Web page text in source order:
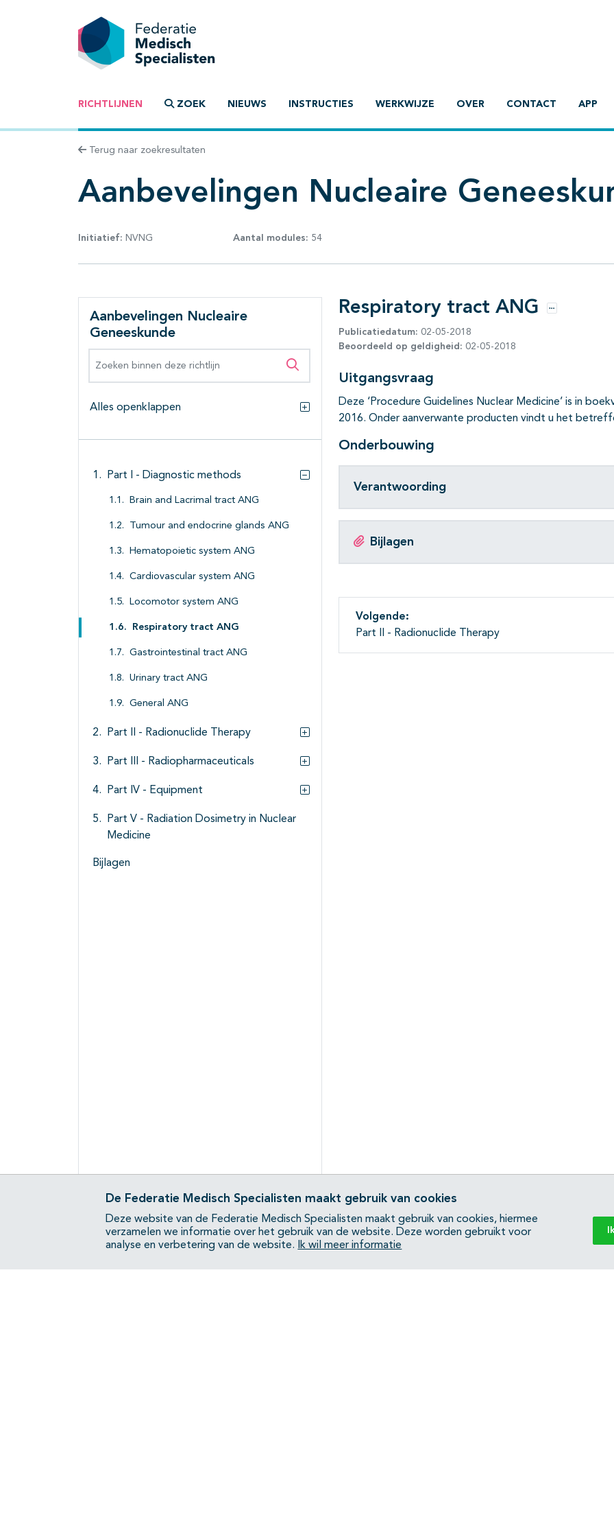
RICHTLIJNEN ZOEK NIEUWS INSTRUCTIES WERKWIJZE OVER CONTACT APP
Terug naar zoekresultaten
Aanbevelingen Nucleaire
Initiatief: NVNG Aantal modules: 54
Aanbevelingen Nucleaire
Geneeskunde
Zoeken binnen deze richtlijn
Alles openklappen
Alles openklappen
Part I - Diagnostic methods
Subpagina's open- en dichtklappen
Brain and Lacrimal tract ANG
Tumour and endocrine glands ANG
Hematopoietic system ANG
Cardiovascular system ANG
Locomotor system ANG
Respiratory tract ANG
Gastrointestinal tract ANG
Urinary tract ANG
General ANG
Part II - Radionuclide Therapy
Part III - Radiopharmaceuticals
Part IV - Equipment
Part V - Radiation Dosimetry in Nuclear
Medicine
Bijlagen
Respiratory tract ANG Opties
Publicatiedatum: 02-05-2018
Beoordeeld op geldigheid: 02-05-2018
Uitgangsvraag
Deze ‘Procedure Guidelines Nuclear Medicine’ is in
2016. Onder aanverwante producten vindt u het
Onderbouwing
Verantwoording
Bijlagen
Volgende:
Part II - Radionuclide Therapy
De Federatie Medisch Specialisten maakt gebruik van cookies
Deze website van de Federatie Medisch Specialisten maakt gebruik van cookies, hiermee
verzamelen we informatie over het gebruik van de website. Deze worden gebruikt voor
analyse en verbetering van de website.
Ik wil meer informatie